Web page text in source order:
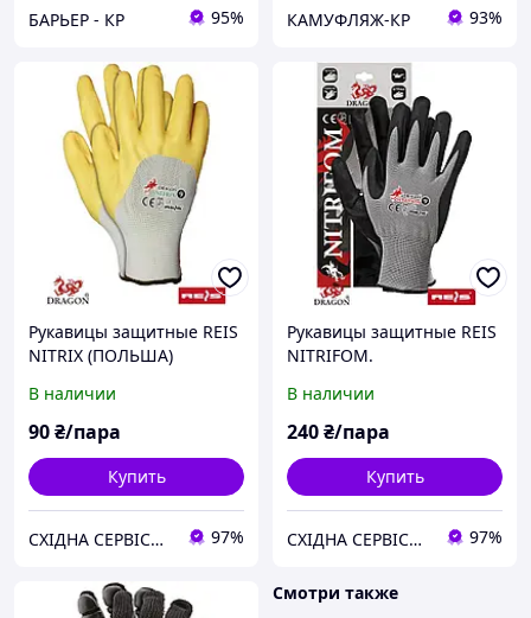
БАРЬЕР - КР 95% КАМУФЛЯЖ-КР 93%
Рукавицы защитные REIS
NITRIX (ПОЛЬША)
В наличии
90₴/пара
Купить
СХІДНА СЕРВІСНА КОМПАНІЯ №1 97%
Рукавицы защитные REIS
NITRIFOM.
В наличии
240₴/пара
Купить
СХІДНА СЕРВІСНА КОМПАНІЯ №1 97%
Смотри также